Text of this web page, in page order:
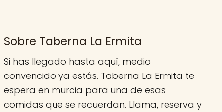
Sobre Taberna La Ermita
Si has llegado hasta aquí, medio
convencido ya estás. Taberna La Ermita te
espera en murcia para una de esas
comidas que se recuerdan. Llama, reserva y